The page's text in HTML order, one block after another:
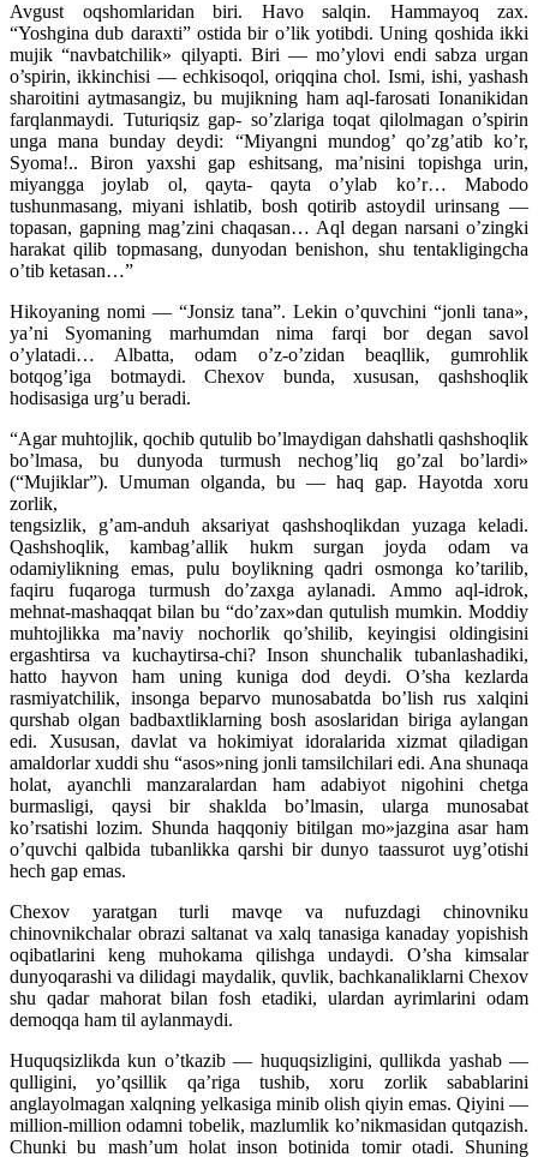
Avgust oqshomlaridan biri. Havo salqin. Hammayoq zax.
“Yoshgina dub daraxti” ostida bir o’lik yotibdi. Uning qoshida ikki
mujik “navbatchilik» qilyapti. Biri — mo’ylovi endi sabza urgan
o’spirin, ikkinchisi — echkisoqol, oriqqina chol. Ismi, ishi, yashash
sharoitini aytmasangiz, bu mujikning ham aql-farosati Ionanikidan
farqlanmaydi. Tuturiqsiz gap- so’zlariga toqat qilolmagan o’spirin
unga mana bunday deydi: “Miyangni mundog’ qo’zg’atib ko’r,
Syoma!.. Biron yaxshi gap eshitsang, ma’nisini topishga urin,
miyangga joylab ol, qayta- qayta o’ylab ko’r… Mabodo
tushunmasang, miyani ishlatib, bosh qotirib astoydil urinsang —
topasan, gapning mag’zini chaqasan… Aql degan narsani o’zingki
harakat qilib topmasang, dunyodan benishon, shu tentakligingcha
o’tib ketasan…”
Hikoyaning nomi — “Jonsiz tana”. Lekin o’quvchini “jonli tana»,
ya’ni Syomaning marhumdan nima farqi bor degan savol
o’ylatadi… Albatta, odam o’z-o’zidan beaqllik, gumrohlik
botqog’iga botmaydi. Chexov bunda, xususan, qashshoqlik
hodisasiga urg’u beradi.
“Agar muhtojlik, qochib qutulib bo’lmaydigan dahshatli qashshoqlik
bo’lmasa, bu dunyoda turmush nechog’liq go’zal bo’lardi»
(“Mujiklar”). Umuman olganda, bu — haq gap. Hayotda xoru
zorlik,
tengsizlik, g’am-anduh aksariyat qashshoqlikdan yuzaga keladi.
Qashshoqlik, kambag’allik hukm surgan joyda odam va
odamiylikning emas, pulu boylikning qadri osmonga ko’tarilib,
faqiru fuqaroga turmush do’zaxga aylanadi. Ammo aql-idrok,
mehnat-mashaqqat bilan bu “do’zax»dan qutulish mumkin. Moddiy
muhtojlikka ma’naviy nochorlik qo’shilib, keyingisi oldingisini
ergashtirsa va kuchaytirsa-chi? Inson shunchalik tubanlashadiki,
hatto hayvon ham uning kuniga dod deydi. O’sha kezlarda
rasmiyatchilik, insonga beparvo munosabatda bo’lish rus xalqini
qurshab olgan badbaxtliklarning bosh asoslaridan biriga aylangan
edi. Xususan, davlat va hokimiyat idoralarida xizmat qiladigan
amaldorlar xuddi shu “asos»ning jonli tamsilchilari edi. Ana shunaqa
holat, ayanchli manzaralardan ham adabiyot nigohini chetga
burmasligi, qaysi bir shaklda bo’lmasin, ularga munosabat
ko’rsatishi lozim. Shunda haqqoniy bitilgan mo»jazgina asar ham
o’quvchi qalbida tubanlikka qarshi bir dunyo taassurot uyg’otishi
hech gap emas.
Chexov yaratgan turli mavqe va nufuzdagi chinovniku
chinovnikchalar obrazi saltanat va xalq tanasiga kanaday yopishish
oqibatlarini keng muhokama qilishga undaydi. O’sha kimsalar
dunyoqarashi va dilidagi maydalik, quvlik, bachkanaliklarni Chexov
shu qadar mahorat bilan fosh etadiki, ulardan ayrimlarini odam
demoqqa ham til aylanmaydi.
Huquqsizlikda kun o’tkazib — huquqsizligini, qullikda yashab —
qulligini, yo’qsillik qa’riga tushib, xoru zorlik sabablarini
anglayolmagan xalqning yelkasiga minib olish qiyin emas. Qiyini —
million-million odamni tobelik, mazlumlik ko’nikmasidan qutqazish.
Chunki bu mash’um holat inson botinida tomir otadi. Shuning